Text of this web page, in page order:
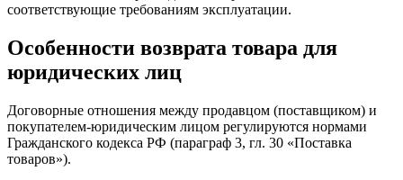
соответствующие требованиям эксплуатации.
Особенности возврата товара для
юридических лиц
Договорные отношения между продавцом (поставщиком) и
покупателем-юридическим лицом регулируются нормами
Гражданского кодекса РФ (параграф 3, гл. 30 «Поставка
товаров»).